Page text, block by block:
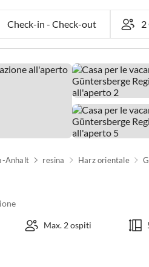
Check-in- Check-out
Anhalt resina Harz orientale
Max. 2 ospiti